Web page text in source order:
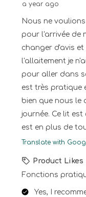
a year ago
Nous ne
pour l'arrivée de
changer d'avis
l'allaitement je
pour aller dans
est très pratique
bien que nous le
journée. Ce lit
est en plus de
Translate with
Product Likes
Fonctions
Yes, I